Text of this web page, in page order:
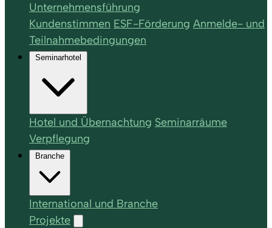
Unternehmensführung
Kundenstimmen ESF-Förderung Anmelde- und
Teilnahmebedingungen
Seminarhotel
Hotel und Übernachtung Seminarräume
Verpflegung
Branche
International und Branche
Projekte